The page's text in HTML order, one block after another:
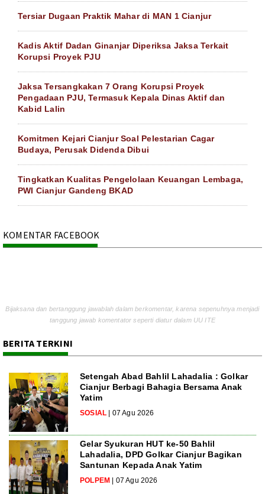
Tersiar Dugaan Praktik Mahar di MAN 1 Cianjur
Kadis Aktif Dadan Ginanjar Diperiksa Jaksa Terkait
Korupsi Proyek PJU
Jaksa Tersangkakan 7 Orang Korupsi Proyek
Pengadaan PJU, Termasuk Kepala Dinas Aktif dan
Kabid Lalin
Komitmen Kejari Cianjur Soal Pelestarian Cagar
Budaya, Perusak Didenda Dibui
Tingkatkan Kualitas Pengelolaan Keuangan Lembaga,
PWI Cianjur Gandeng BKAD
KOMENTAR FACEBOOK
Bijaksana dan bertanggung jawablah dalam berkomentar, karena sepenuhnya menjadi
tanggung jawab komentator seperti diatur dalam UU ITE
BERITA TERKINI
Setengah Abad Bahlil Lahadalia : Golkar
Cianjur Berbagi Bahagia Bersama Anak
Yatim
SOSIAL | 07 Agu 2026
Gelar Syukuran HUT ke-50 Bahlil
Lahadalia, DPD Golkar Cianjur Bagikan
Santunan Kepada Anak Yatim
POLPEM | 07 Agu 2026